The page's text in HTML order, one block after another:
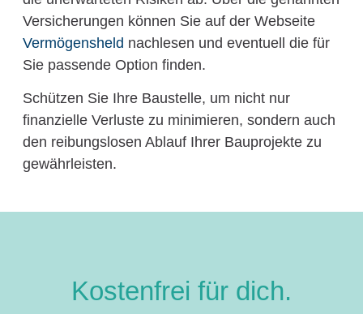
Versicherungen können Sie auf der Webseite
Vermögensheld nachlesen und eventuell die für
Sie passende Option finden.
Schützen Sie Ihre Baustelle, um nicht nur
finanzielle Verluste zu minimieren, sondern auch
den reibungslosen Ablauf Ihrer Bauprojekte zu
gewährleisten.
Kostenfrei für dich.